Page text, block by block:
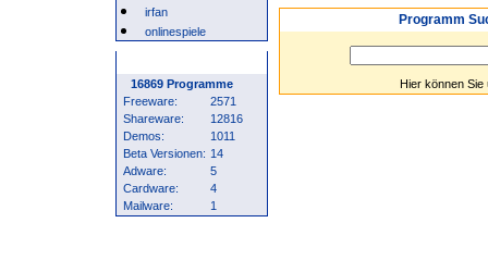
irfan
onlinespiele
16869 Programme
Freeware:
2571
Shareware:
12816
Demos:
1011
Beta Versionen: 14
Adware:
5
Cardware:
4
Mailware:
1
Programm
Hier können